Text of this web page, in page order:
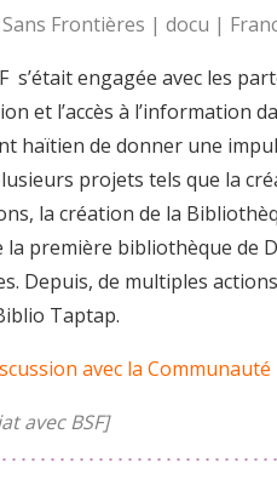
Frontières | docu |
s’était engagée avec les
et l’accès à l’information
haïtien de donner une
projets tels que la
la création de la
la première bibliothèque de
Depuis, de multiples
Taptap.
avec la
avec BSF]